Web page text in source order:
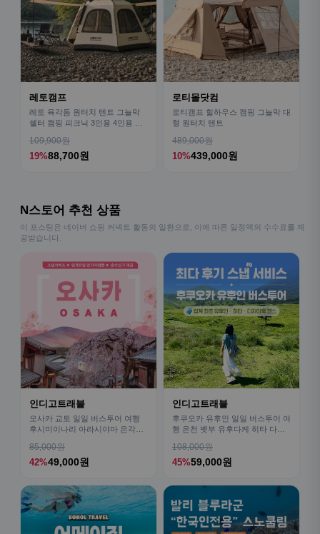
레토캠프
레토 육각돔 원터치 텐트 그늘막
쉘터 캠핑 피크닉 3인용 4인용 패
109,900원
19%88,700원
로티몰닷컴
로티캠프 힐하우스 캠핑 그늘막 대
형 원터치 텐트
489,000원
10%439,000원
N스토어 추천 상품
이 포스팅은 네이버 쇼핑 커넥트 활동의 일환으로, 이에 따른 일정액의 수수료를 제
공받습니다.
인디고트래블
오사카 교토 일일 버스투어 여행
후시미이나리 아라시야마 은각사
85,000원
42%49,000원
인디고트래블
후쿠오카 유후인 일일 버스투어 여
행 온천 벳부 유후다케 히타 다자
108,000원
45%59,000원